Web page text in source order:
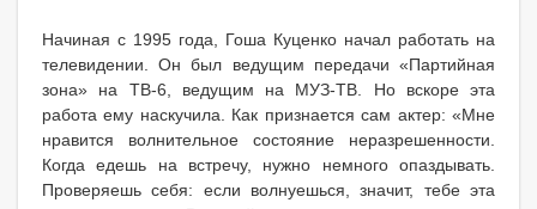
Начиная с 1995 года, Гоша Куценко начал работать на
телевидении. Он был ведущим передачи «Партийная
зона» на ТВ-6, ведущим на МУЗ-ТВ. Но вскоре эта
работа ему наскучила. Как признается сам актер: «Мне
нравится волнительное состояние неразрешенности.
Когда едешь на встречу, нужно немного опаздывать.
Проверяешь себя: если волнуешься, значит, тебе эта